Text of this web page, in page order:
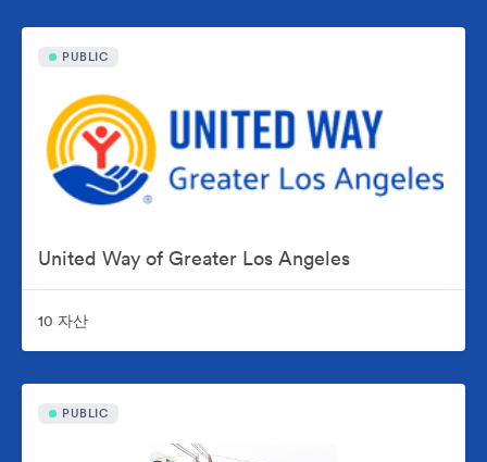
PUBLIC
United Way of Greater Los Angeles
10 자산
PUBLIC